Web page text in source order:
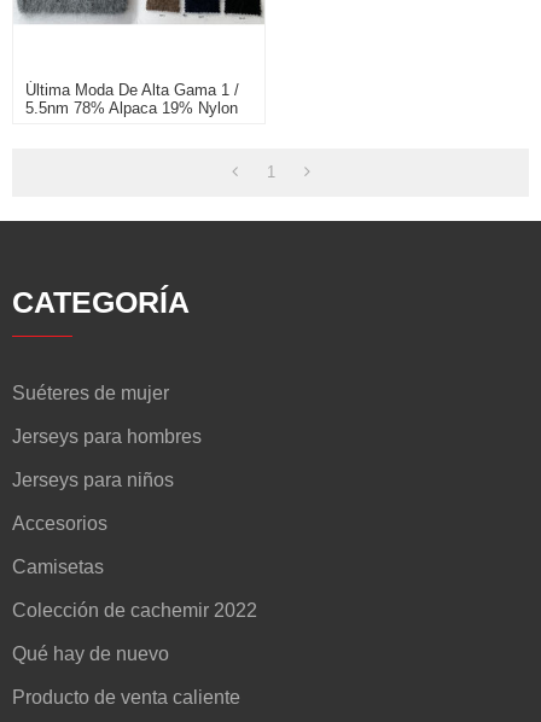
Última Moda De Alta Gama 1 /
5.5nm 78% Alpaca 19% Nylon
1
CATEGORÍA
Suéteres de mujer
Jerseys para hombres
Jerseys para niños
Accesorios
Camisetas
Colección de cachemir 2022
Qué hay de nuevo
Producto de venta caliente